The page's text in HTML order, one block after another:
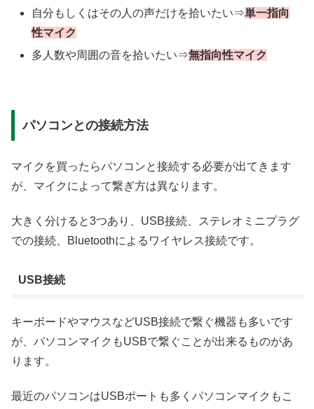
自分もしくはその人の声だけを拾いたい⇒単一指向
性マイク
多人数や周囲の音を拾いたい⇒無指向性マイク
パソコンとの接続方法
マイクを買ったらパソコンと接続する必要が出てきます
が、マイクによって繋ぎ方は異なります。
大きく分けると3つあり、USB接続、ステレオミニプラグ
での接続、Bluetoothによるワイヤレス接続です。
USB接続
キーボードやマウスなどUSB接続で繋ぐ機器も多いです
が、パソコンマイクもUSBで繋ぐことが出来るものがあ
ります。
最近のパソコンはUSBポートも多くパソコンマイクもこ